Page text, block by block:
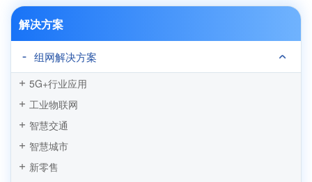
解决方案
组网解决方案
5G+行业应用
工业物联网
智慧交通
智慧城市
新零售